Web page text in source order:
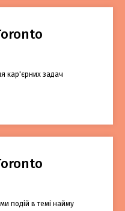
кар'єрних задач
подій в темі найму